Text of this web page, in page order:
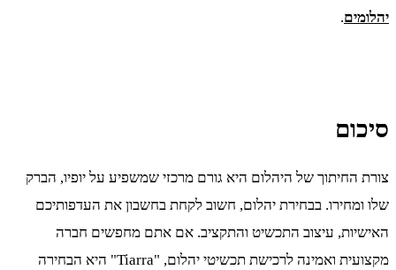
יהלומים.
סיכום
צורת החיתוך של היהלום היא גורם מרכזי שמשפיע על יופיו, הברק
שלו ומחירו. בבחירת יהלום, חשוב לקחת בחשבון את העדפותיכם
האישיות, עיצוב התכשיט והתקציב. אם אתם מחפשים חברה
מקצועית ואמינה לרכישת תכשיטי יהלום, "Tiarra" היא הבחירה